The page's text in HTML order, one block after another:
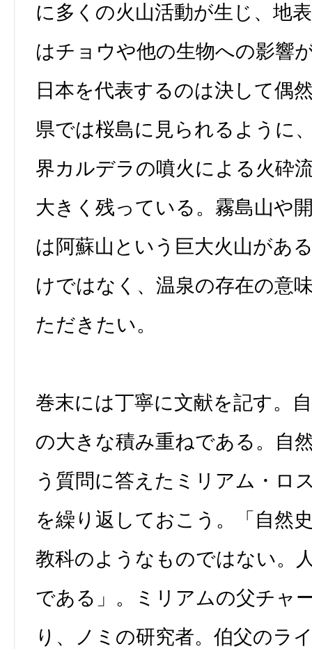
に多くの火山活動が生じ、地
はチョウや他の生物への影響
日本を代表するのは決して偶
県では桜島に見られるように
界カルデラの噴火による火砕
大きく残っている。霧島山や
は阿蘇山という巨大火山があ
けではなく、温泉の存在の意
ただきたい。
巻末には丁寧に文献を記す。
の大きな積み重ねである。自
う質問に答えたミリアム・ロ
を繰り返しておこう。「自然
教科のようなものではない。
である」。ミリアムの父チャ
り、ノミの研究者。伯父のラ